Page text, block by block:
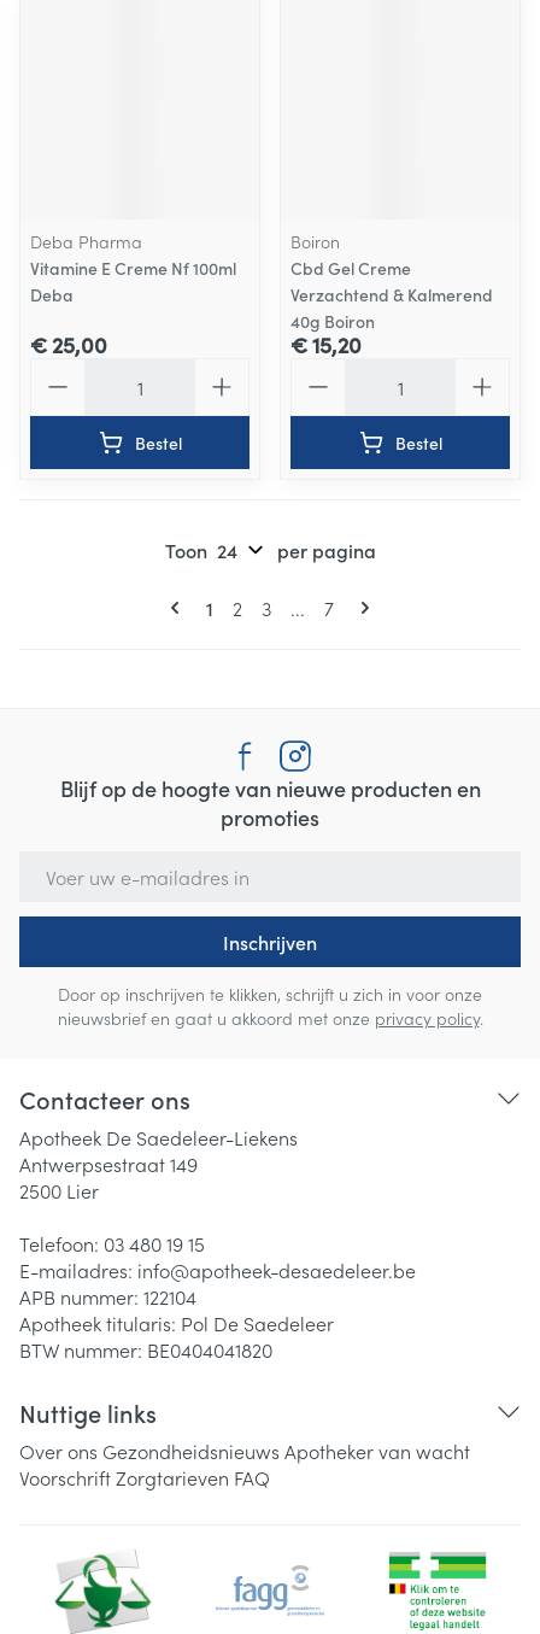
Deba Pharma
Vitamine E Creme Nf 100ml
Deba
€ 25,00
Bestel
Boiron
Cbd Gel Creme
Verzachtend & Kalmerend
40g Boiron
€ 15,20
Bestel
Pagina's
U lees momenteel pagina
1 Pagina
2 Pagina
3 ... Pagina
7
Toon per pagina
Blijf op de hoogte van nieuwe producten en
promoties
Inschrijven
Door op inschrijven te klikken, schrijft u zich in voor onze
nieuwsbrief en gaat u akkoord met onze privacy policy.
Contacteer ons
Apotheek De Saedeleer-Liekens
Antwerpsestraat 149
2500 Lier
Telefoon: 03 480 19 15
E-mailadres: info@apotheek-desaedeleer.be
APB nummer: 122104
Apotheek titularis: Pol De Saedeleer
BTW nummer: BE0404041820
Nuttige links
Over ons Gezondheidsnieuws Apotheker van wacht
VoorschriftZorgtarieven FAQ